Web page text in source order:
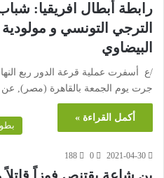
رابطة أبطال افريقيا:
الترجي التونسي و مولودية
البيضاوي
/ع أسفرت عملية قرعة الدور ربع
جرت يوم الجمعة بالقاهرة (مصر),
أكمل القراءة »
2021-04-30
0
188